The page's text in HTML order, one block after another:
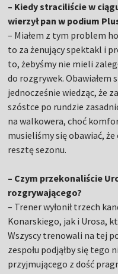
– Kiedy straciliście w
wierzył pan w podium
– Miałem z tym problem
to za żenujący spektakl i
to, żebyśmy nie mieli
do rozgrywek. Obawiałem
jednocześnie wiedząc, że
szóstce po rundzie
na walkowera, choć
musieliśmy się obawiać,
resztę sezonu.
– Czym przekonaliście
rozgrywającego?
– Trener wyłonił trzech
Konarskiego, jak i Urosa,
Wszyscy trenowali na tej
zespołu podjąłby się tego
przyjmującego z dość